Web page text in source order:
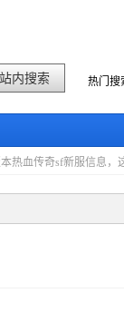
热门搜
热血传奇sf新服信息